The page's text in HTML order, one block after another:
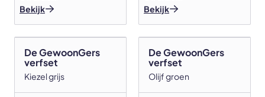
Bekijk Bekijk
De GewoonGers
verfset
Kiezel grijs
De GewoonGers
verfset
Olijf groen